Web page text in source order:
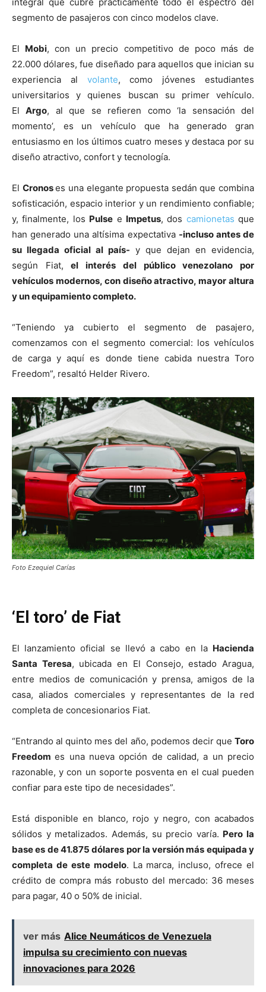
segmento de pasajeros con cinco modelos clave.
El Mobi, con un precio competitivo de poco más de
22.000 dólares, fue diseñado para aquellos que inician su
experiencia al volante, como jóvenes estudiantes
universitarios y quienes buscan su primer vehículo.
ElArgo, al que se refieren como ‘la sensación del
momento’, es un vehículo que ha generado gran
entusiasmo en los últimos cuatro meses y destaca por su
diseño atractivo, confort y tecnología.
El Cronoses una elegante propuesta sedán que combina
sofisticación, espacio interior y un rendimiento confiable;
y, finalmente, los Pulse e Impetus, dos camionetas que
han generado una altísima expectativa -incluso antes de
su llegada oficial al país- y que dejan en evidencia,
según Fiat,el interés del público venezolano por
vehículos modernos, con diseño atractivo, mayor altura
y un equipamiento completo.
“Teniendo ya cubierto el segmento de pasajero,
comenzamos con el segmento comercial: los vehículos
de carga y aquí es donde tiene cabida nuestra Toro
Freedom”, resaltó Helder Rivero.
Foto Ezequiel Carías
‘El toro’ de Fiat
El lanzamiento oficial se llevó a cabo en la Hacienda
Santa Teresa, ubicada en El Consejo, estado Aragua,
entre medios de comunicación y prensa, amigos de la
casa, aliados comerciales y representantes de la red
completa de concesionarios Fiat.
“Entrando al quinto mes del año, podemos decir que Toro
Freedomes una nueva opción de calidad, a un precio
razonable, y con un soporte posventa en el cual pueden
confiar para este tipo de necesidades”.
Está disponible en blanco, rojo y negro, con acabados
sólidos y metalizados. Además, su precio varía. Pero la
base es de 41.875 dólares por la versión más equipada y
completa de este modelo. La marca, incluso, ofrece el
crédito de compra más robusto del mercado: 36 meses
para pagar, 40 o 50% de inicial.
ver más Alice Neumáticos de Venezuela
impulsa su crecimiento con nuevas
innovaciones para 2026